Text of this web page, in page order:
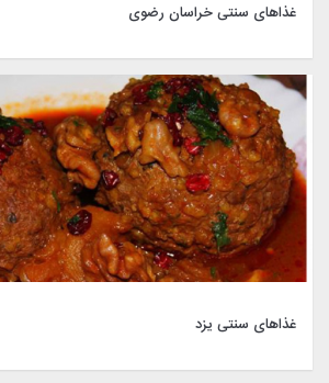
غذاهای سنتی خراسان رضوی
غذاهای سنتی یزد